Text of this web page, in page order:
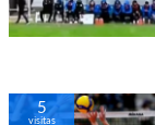
5
visitas